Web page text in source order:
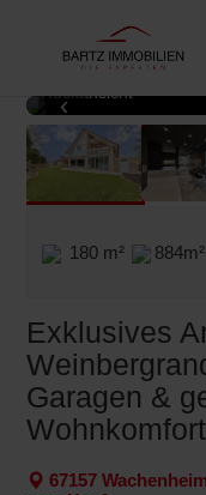
Rückansicht
‹
180 m² 884m²
Exklusives
Garagen &
Wohnkomfort
67157